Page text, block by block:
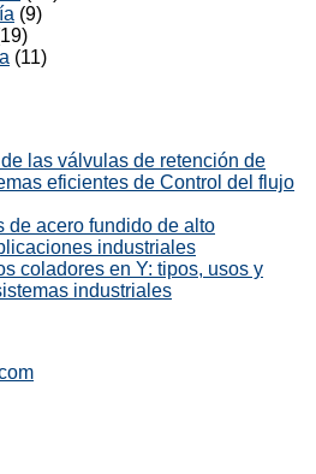
(9)
(11)
las válvulas de retención de
eficientes de Control del flujo
de acero fundido de alto
industriales
coladores en Y: tipos, usos y
industriales